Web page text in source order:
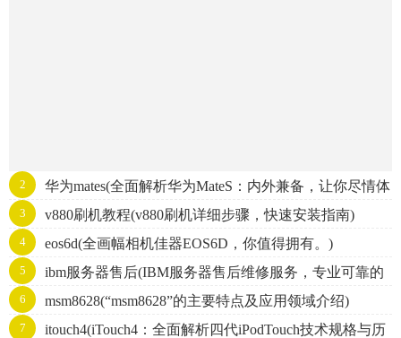
2
华为mates(全面解析华为MateS：内外兼备，让你尽情体
验智能生活)
3 v880刷机教程(v880刷机详细步骤，快速安装指南)
4 eos6d(全画幅相机佳器EOS6D，你值得拥有。)
5
ibm服务器售后(IBM服务器售后维修服务，专业可靠的
服务商推荐)
6 msm8628(“msm8628”的主要特点及应用领域介绍)
7
itouch4(iTouch4：全面解析四代iPodTouch技术规格与历